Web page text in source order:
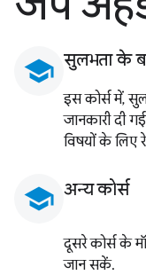
school सुलभता के
इस कोर्स में,
जानकारी दी
विषयों के लिए
school अन्य कोर्स
दूसरे कोर्स के
जान सकें.